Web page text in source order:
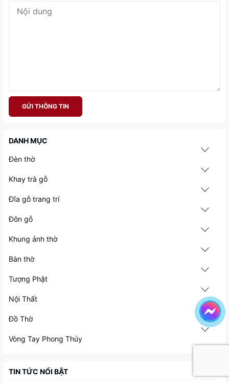
GỬI THÔNG TIN
DANH MỤC
Đèn thờ
Khay trà gỗ
Đĩa gỗ trang trí
Đôn gỗ
Khung ảnh thờ
Bàn thờ
Tượng Phật
Nội Thất
Đồ Thờ
Vòng Tay Phong Thủy
TIN TỨC NỔI BẬT